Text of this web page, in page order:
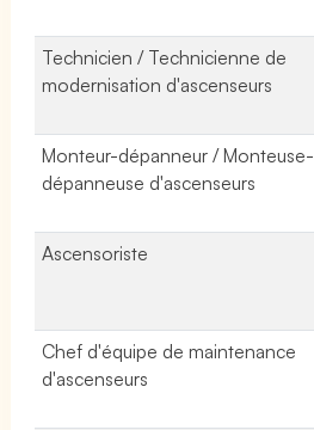
Technicien / Technicienne de
modernisation d'ascenseurs
Monteur-dépanneur / Monteuse-
dépanneuse d'ascenseurs
Ascensoriste
Chef d'équipe de maintenance
d'ascenseurs